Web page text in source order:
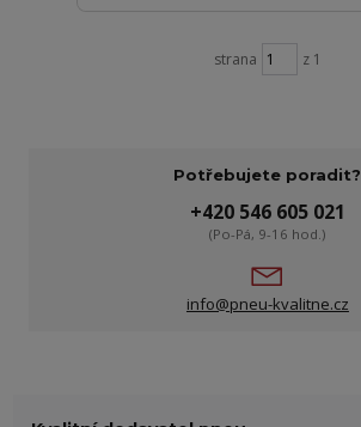
strana z 1
Potřebujete poradit?
+420 546 605 021
(Po-Pá, 9-16 hod.)
info@pneu-kvalitne.cz